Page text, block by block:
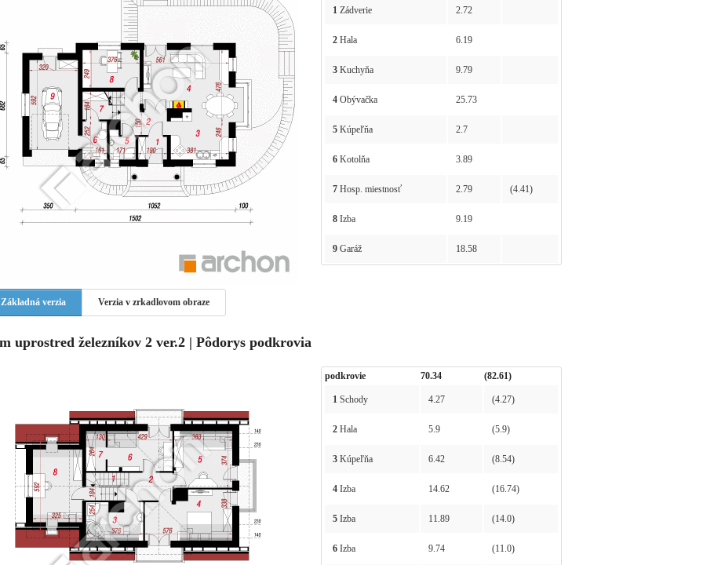
Základná verzia Verzia v zrkadlovom obraze
1Zádverie 2.72
2Hala 6.19
3Kuchyňa 9.79
4Obývačka 25.73
5Kúpeľňa 2.7
6Kotolňa 3.89
7Hosp. miestnosť 2.79 (4.41)
8Izba 9.19
9Garáž 18.58
uprostred železníkov 2 ver.2 | Pôdorys podkrovia
podkrovie 70.34 (82.61)
1Schody 4.27 (4.27)
2Hala 5.9 (5.9)
3Kúpeľňa 6.42 (8.54)
4Izba 14.62 (16.74)
5Izba 11.89 (14.0)
6Izba 9.74 (11.0)